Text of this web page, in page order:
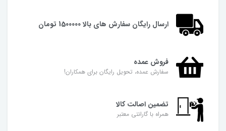
ارسال رایگان سفارش های بالا 1500000 تومان
فروش عمده
سفارش عمده، تحویل رایگان برای همکاران!
تضمین اصالت کالا
همراه با گارانتی معتبر